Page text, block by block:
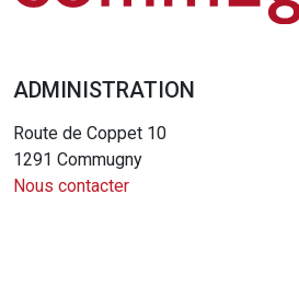
ADMINISTRATION
Route de Coppet 10
1291 Commugny
Nous contacter